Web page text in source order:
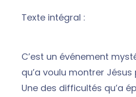
Texte intégral :
C’est un événement
qu’a voulu montrer
Une des difficultés qu’a